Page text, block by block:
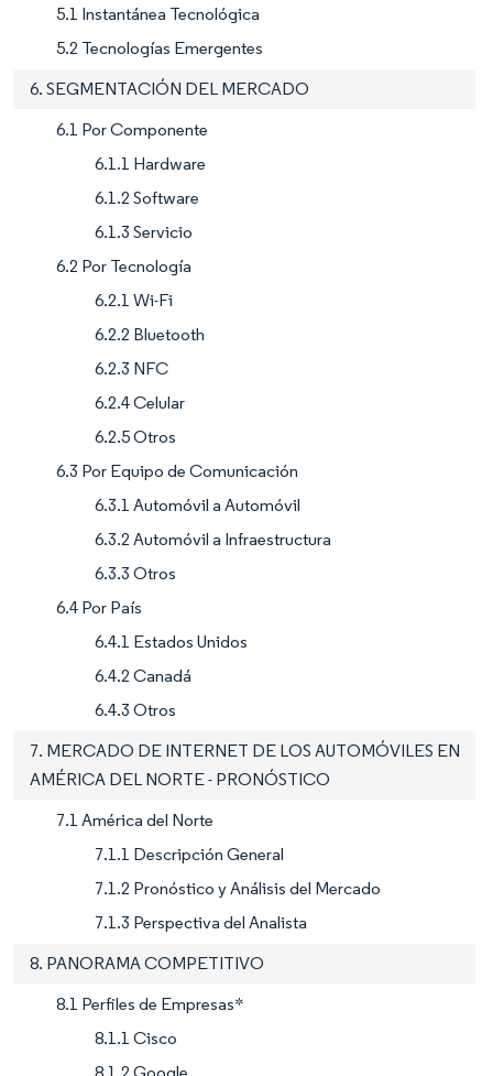
5.1 Instantánea Tecnológica
5.2 Tecnologías Emergentes
6. SEGMENTACIÓN DEL MERCADO
6.1 Por Componente
6.1.1 Hardware
6.1.2 Software
6.1.3 Servicio
6.2 Por Tecnología
6.2.1 Wi-Fi
6.2.2 Bluetooth
6.2.3 NFC
6.2.4 Celular
6.2.5 Otros
6.3 Por Equipo de Comunicación
6.3.1 Automóvil a Automóvil
6.3.2 Automóvil a Infraestructura
6.3.3 Otros
6.4 Por País
6.4.1 Estados Unidos
6.4.2 Canadá
6.4.3 Otros
7. MERCADO DE INTERNET DE LOS AUTOMÓVILES EN
AMÉRICA DEL NORTE - PRONÓSTICO
7.1 América del Norte
7.1.1 Descripción General
7.1.2 Pronóstico y Análisis del Mercado
7.1.3 Perspectiva del Analista
8. PANORAMA COMPETITIVO
8.1 Perfiles de Empresas*
8.1.1 Cisco